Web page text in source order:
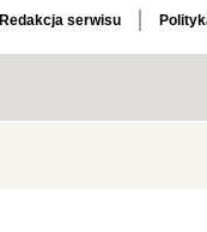
Redakcja serwisu